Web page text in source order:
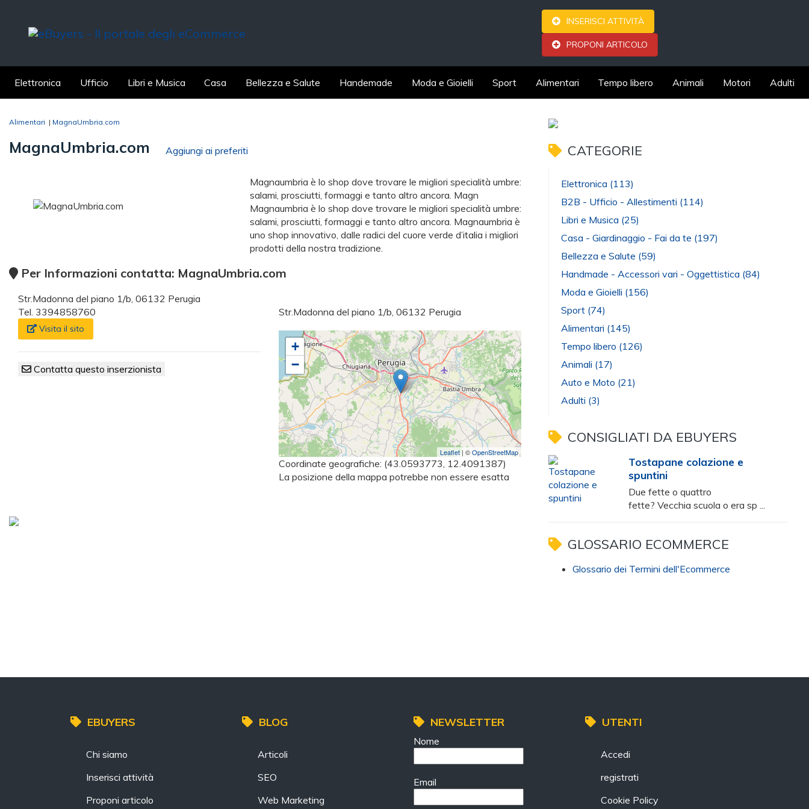
INSERISCI ATTIVITÀ
PROPONI ARTICOLO
Elettronica Ufficio Libri e Musica Casa Bellezza e Salute Handemade Moda e Gioielli Sport Alimentari Tempo libero Animali Motori Adulti
Alimentari | MagnaUmbria.com
MagnaUmbria.com Aggiungi ai preferiti
Magnaumbria è lo shop dove trovare le migliori specialità umbre:
salami, prosciutti, formaggi e tanto altro ancora. Magn
Magnaumbria è lo shop dove trovare le migliori specialità umbre:
salami, prosciutti, formaggi e tanto altro ancora. Magnaumbria è
uno shop innovativo, dalle radici del cuore verde d’italia i migliori
prodotti della nostra tradizione.
Per Informazioni contatta: MagnaUmbria.com
Str.Madonna del piano 1/b, 06132 Perugia
Tel. 3394858760
Visita il sito
Contatta questo inserzionista
Str.Madonna del piano 1/b, 06132 Perugia
+
−
Leaflet | ©OpenStreetMap
Coordinate geografiche: (43.0593773, 12.4091387)
La posizione della mappa potrebbe non essere esatta
CATEGORIE
Elettronica (113)
B2B - Ufficio - Allestimenti (114)
Libri e Musica (25)
Casa - Giardinaggio - Fai da te (197)
Bellezza e Salute (59)
Handmade - Accessori vari - Oggettistica (84)
Moda e Gioielli (156)
Sport (74)
Alimentari (145)
Tempo libero (126)
Animali (17)
Auto e Moto (21)
Adulti (3)
CONSIGLIATI DA EBUYERS
Tostapane colazione e
spuntini
Due fette o quattro
fette? Vecchia scuola o era sp ...
GLOSSARIO ECOMMERCE
Glossario dei Termini dell'Ecommerce
EBUYERS
Chi siamo
Inserisci attività
Proponi articolo
BLOG
Articoli
SEO
Web Marketing
NEWSLETTER
Nome
Email
UTENTI
Accedi
registrati
Cookie Policy